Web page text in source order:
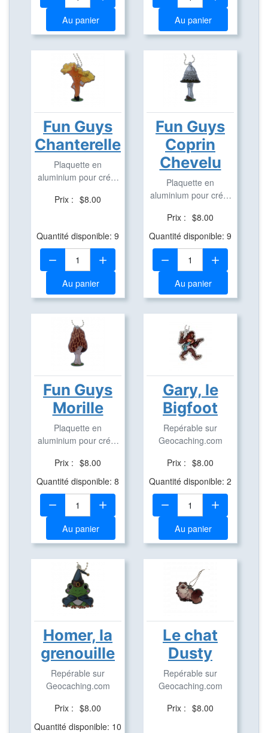
Au panier Au panier
Fun Guys
Chanterelle
Plaquette en
aluminium pour créer
Prix : $8.00
Quantité disponible: 9
Quantité:
Au panier
Fun Guys
Coprin
Chevelu
Plaquette en
aluminium pour créer
Prix : $8.00
Quantité disponible: 9
Quantité:
Au panier
Fun Guys
Morille
Plaquette en
aluminium pour créer
Prix : $8.00
Quantité disponible: 8
Quantité:
Au panier
Gary, le
Bigfoot
Repérable sur
Geocaching.com
Prix : $8.00
Quantité disponible: 2
Quantité:
Au panier
Homer, la
grenouille
Repérable sur
Geocaching.com
Prix : $8.00
Quantité disponible: 10
Le chat
Dusty
Repérable sur
Geocaching.com
Prix : $8.00